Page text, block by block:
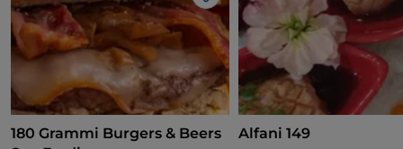
Like
180 Grammi Burgers & Beers
Alfani 149